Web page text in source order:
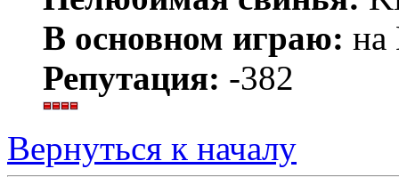
В основном играю: на
Репутация: -382
Вернуться к началу